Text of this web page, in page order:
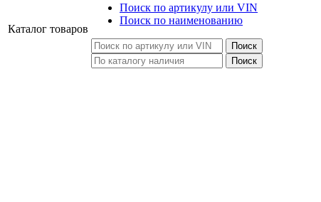
Каталог товаров
Поиск по артикулу или VIN
Поиск по наименованию
Поиск
Поиск